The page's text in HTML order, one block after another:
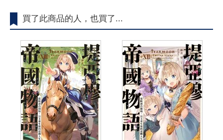
買了此商品的人，也買了...